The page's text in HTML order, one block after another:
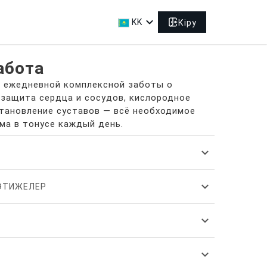
KK expand_more Кіру
комплексной заботы о
сердца и сосудов, кислородное
суставов — всё необходимое
в тонусе каждый день.
expand_more
expand_more
expand_more
expand_more